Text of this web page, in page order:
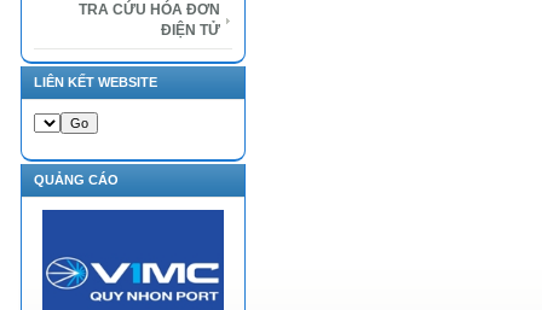
TRA CỨU HÓA ĐƠN
ĐIỆN TỬ
LIÊN KẾT WEBSITE
QUẢNG CÁO